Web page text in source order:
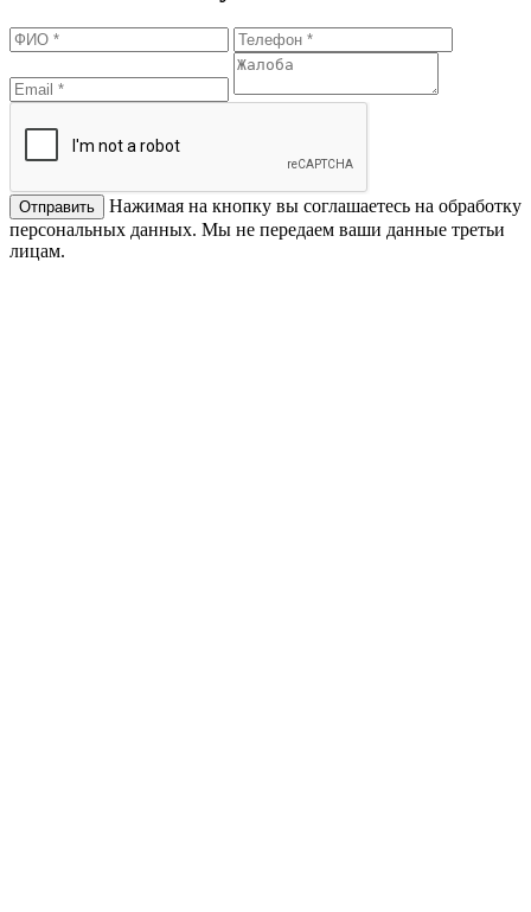
Нажимая на кнопку вы соглашаетесь на обработку
персональных данных. Мы не передаем ваши данные третьи
лицам.